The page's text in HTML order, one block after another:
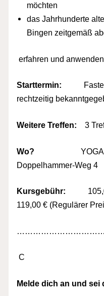
möchten
das Jahrhunderte
Bingen zeitgemäß
erfahren und
Starttermin:
rechtzeitig
Weitere Treffen:3
Wo?
Doppelhammer-Weg 4
Kursgebühr: 105,00
119,00 € (Regulärer
C
Melde dich an und sei